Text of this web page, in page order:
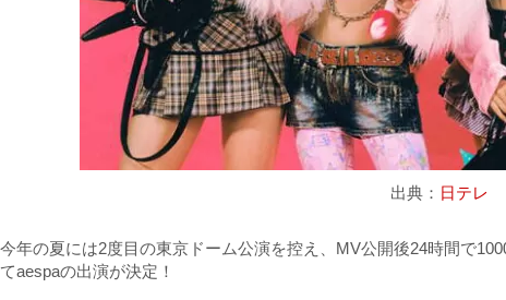
出典： 日テレ
今年の夏には2度目の東京ドーム公演を控え、MV公開後24時間で
てaespaの出演が決定！